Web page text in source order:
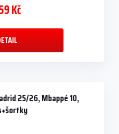
Kč
25/26, Mbappé 10,